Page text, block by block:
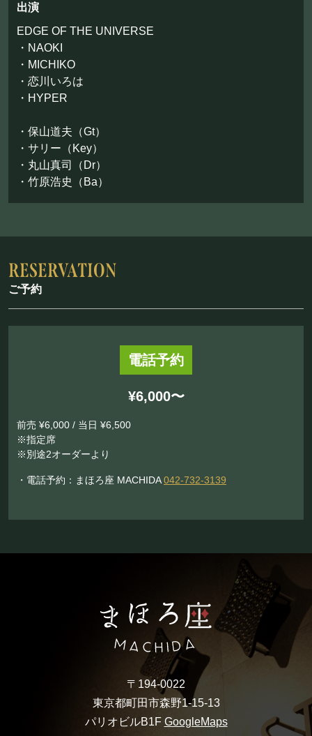
出演
EDGE OF THE UNIVERSE
・NAOKI
・MICHIKO
・恋川いろは
・HYPER
・保山道夫（Gt）
・サリー（Key）
・丸山真司（Dr）
・竹原浩史（Ba）
ご予約
電話予約
¥6,000〜
前売 ¥6,000 / 当日 ¥6,500
※指定席
※別途2オーダーより
・電話予約：まほろ座 MACHIDA042-732-3139
〒194-0022
東京都町田市森野1-15-13
パリオビルB1F GoogleMaps